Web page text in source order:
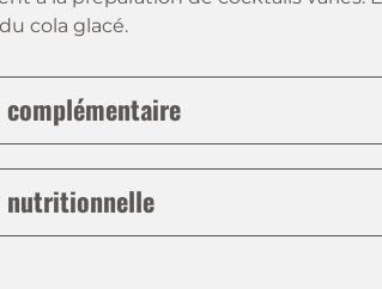
cola glacé.